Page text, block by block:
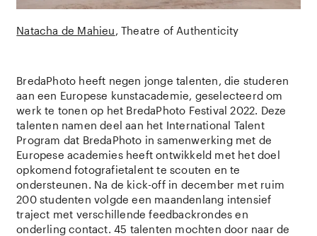
Natacha de Mahieu Theatre of Authenticity
BredaPhoto heeft negen jonge talenten, die studeren
aan een Europese kunstacademie, geselecteerd om
werk te tonen op het BredaPhoto Festival 2022. Deze
talenten namen deel aan het International Talent
Program dat BredaPhoto in samenwerking met de
Europese academies heeft ontwikkeld met het doel
opkomend fotografietalent te scouten en te
ondersteunen. Na de kick-off in december met ruim
200 studenten volgde een maandenlang intensief
traject met verschillende feedbackrondes en
onderling contact. 45 talenten mochten door naar de